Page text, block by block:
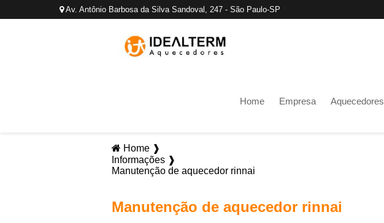
Av. Antônio Barbosa da Silva Sandoval, 247 - São Paulo-SP
Home Empresa Aquecedores
Home ❱
Informações ❱
Manutenção de aquecedor rinnai
Manutenção de aquecedor rinnai